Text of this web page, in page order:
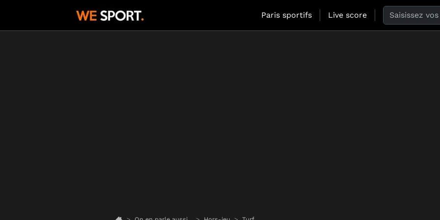
Paris sportifs Live score Search the